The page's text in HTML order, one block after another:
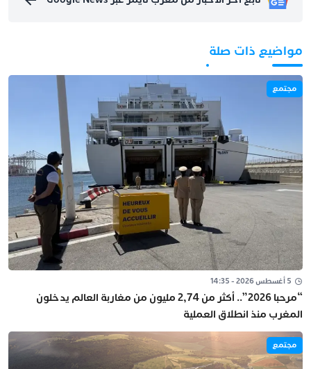
مواضيع ذات صلة
مجتمع
5 أغسطس 2026 - 14:35
“مرحبا 2026”.. أكثر من 2,74 مليون من مغاربة العالم يدخلون
المغرب منذ انطلاق العملية
مجتمع